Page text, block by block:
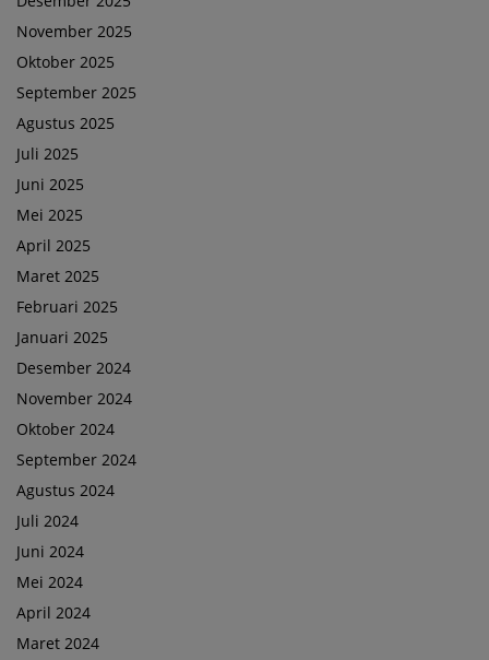
November 2025
Oktober 2025
September 2025
Agustus 2025
Juli 2025
Juni 2025
Mei 2025
April 2025
Maret 2025
Februari 2025
Januari 2025
Desember 2024
November 2024
Oktober 2024
September 2024
Agustus 2024
Juli 2024
Juni 2024
Mei 2024
April 2024
Maret 2024